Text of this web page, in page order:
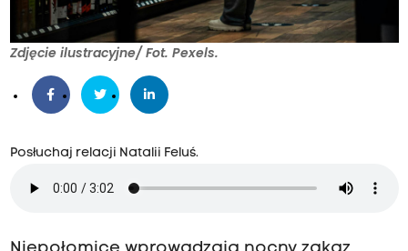
Zdjęcie ilustracyjne/ Fot. Pexels.
Posłuchaj relacji Natalii Feluś.